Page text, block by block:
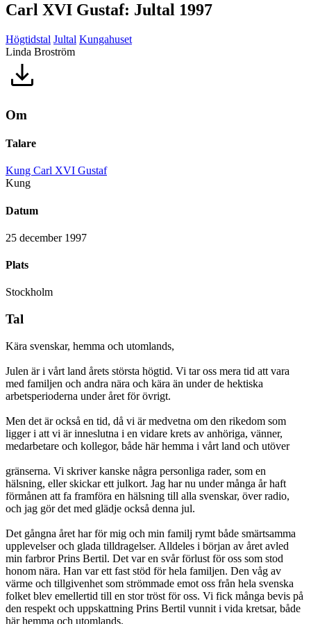
Carl XVI Gustaf: Jultal 1997
Högtidstal Jultal Kungahuset
Linda Broström
Om
Talare
Kung Carl XVI Gustaf
Kung
Datum
25 december 1997
Plats
Stockholm
Tal
Kära svenskar, hemma och utomlands,
Julen är i vårt land årets största högtid. Vi tar oss mera tid att vara
med familjen och andra nära och kära än under de hektiska
arbetsperioderna under året för övrigt.
Men det är också en tid, då vi är medvetna om den rikedom som
ligger i att vi är inneslutna i en vidare krets av anhöriga, vänner,
medarbetare och kollegor, både här hemma i vårt land och utöver
gränserna. Vi skriver kanske några personliga rader, som en
hälsning, eller skickar ett julkort. Jag har nu under många år haft
förmånen att fa framföra en hälsning till alla svenskar, över radio,
och jag gör det med glädje också denna jul.
Det gångna året har för mig och min familj rymt både smärtsamma
upplevelser och glada tilldragelser. Alldeles i början av året avled
min farbror Prins Bertil. Det var en svår förlust för oss som stod
honom nära. Han var ett fast stöd för hela familjen. Den våg av
värme och tillgivenhet som strömmade emot oss från hela svenska
folket blev emellertid till en stor tröst för oss. Vi fick många bevis på
den respekt och uppskattning Prins Bertil vunnit i vida kretsar, både
här hemma och utomlands.